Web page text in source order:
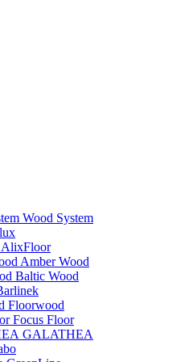
Wood System
Amber Wood
Baltic Wood
Floorwood
Focus Floor
GALATHEA